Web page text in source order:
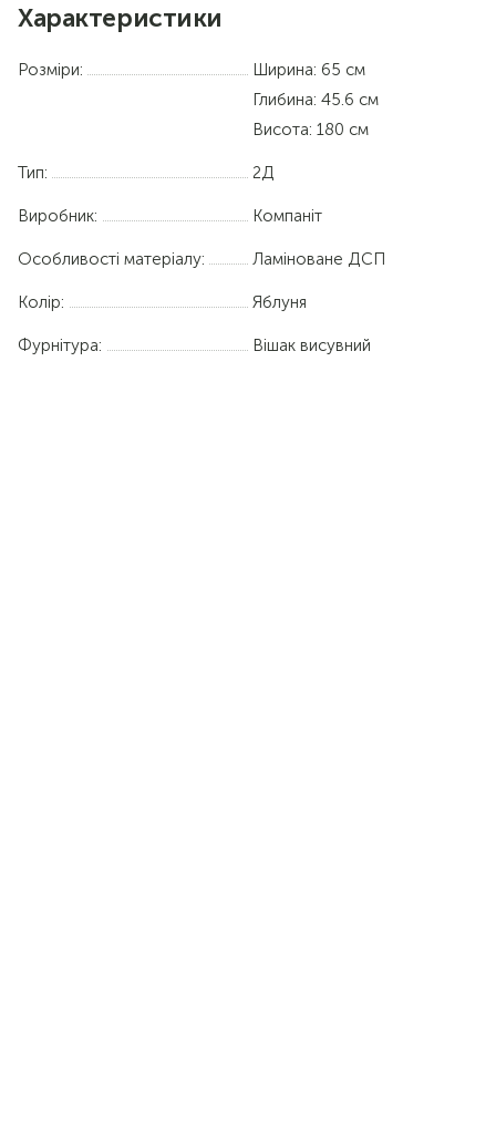
Характеристики
Розміри:
Ширина: 65 см
Глибина: 45.6 см
Висота: 180 см
Тип: 2Д
Виробник: Компаніт
Особливості матеріалу: Ламіноване ДСП
Колір: Яблуня
Фурнітура: Вішак висувний